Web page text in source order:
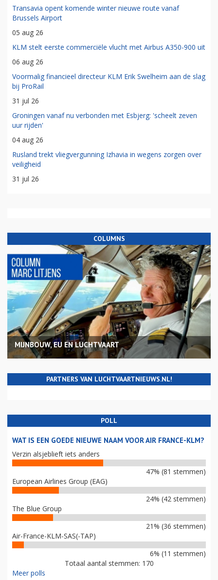
Transavia opent komende winter nieuwe route vanaf
Brussels Airport
05 aug 26
KLM stelt eerste commerciële vlucht met Airbus A350-900 uit
06 aug 26
Voormalig financieel directeur KLM Erik Swelheim aan de slag
bij ProRail
31 jul 26
Groningen vanaf nu verbonden met Esbjerg: 'scheelt zeven
uur rijden'
04 aug 26
Rusland trekt vliegvergunning Izhavia in wegens zorgen over
veiligheid
31 jul 26
COLUMNS
MIJNBOUW, EU EN LUCHTVAART
PARTNERS VAN LUCHTVAARTNIEUWS.NL!
POLL
WAT IS EEN GOEDE NIEUWE NAAM VOOR AIR FRANCE-KLM?
Verzin alsjeblieft iets anders
47% (81 stemmen)
European Airlines Group (EAG)
24% (42 stemmen)
The Blue Group
21% (36 stemmen)
Air-France-KLM-SAS(-TAP)
6% (11 stemmen)
Totaal aantal stemmen: 170
Meer polls